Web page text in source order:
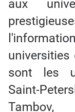
aux
universities
sont les
Saint-
Tambov,